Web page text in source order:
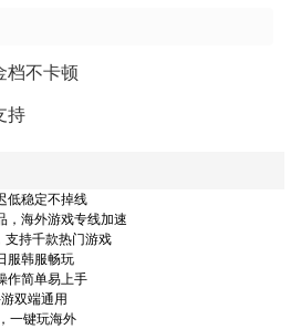
档不卡顿
持
低稳定不掉线
，海外游戏专线加速
支持千款热门游戏
服韩服畅玩
作简单易上手
双端通用
一键玩海外